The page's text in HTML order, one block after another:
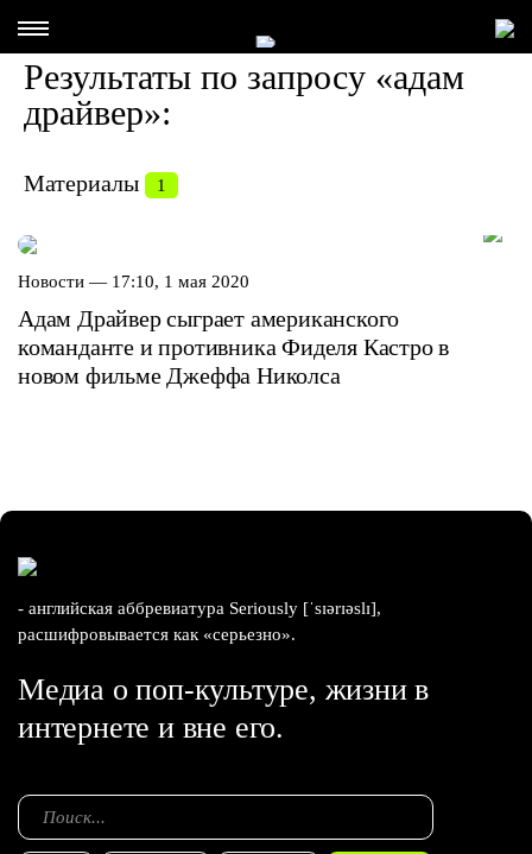
Результаты по запросу «адам
драйвер»:
Материалы 1
Новости — 17:10, 1 мая 2020
Адам Драйвер сыграет американского
команданте и противника Фиделя Кастро в
новом фильме Джеффа Николса
- английская аббревиатура Seriously [ˈsɪərɪəslɪ],
расшифровывается как «серьезно».
Медиа о поп-культуре, жизни в
интернете и вне его.